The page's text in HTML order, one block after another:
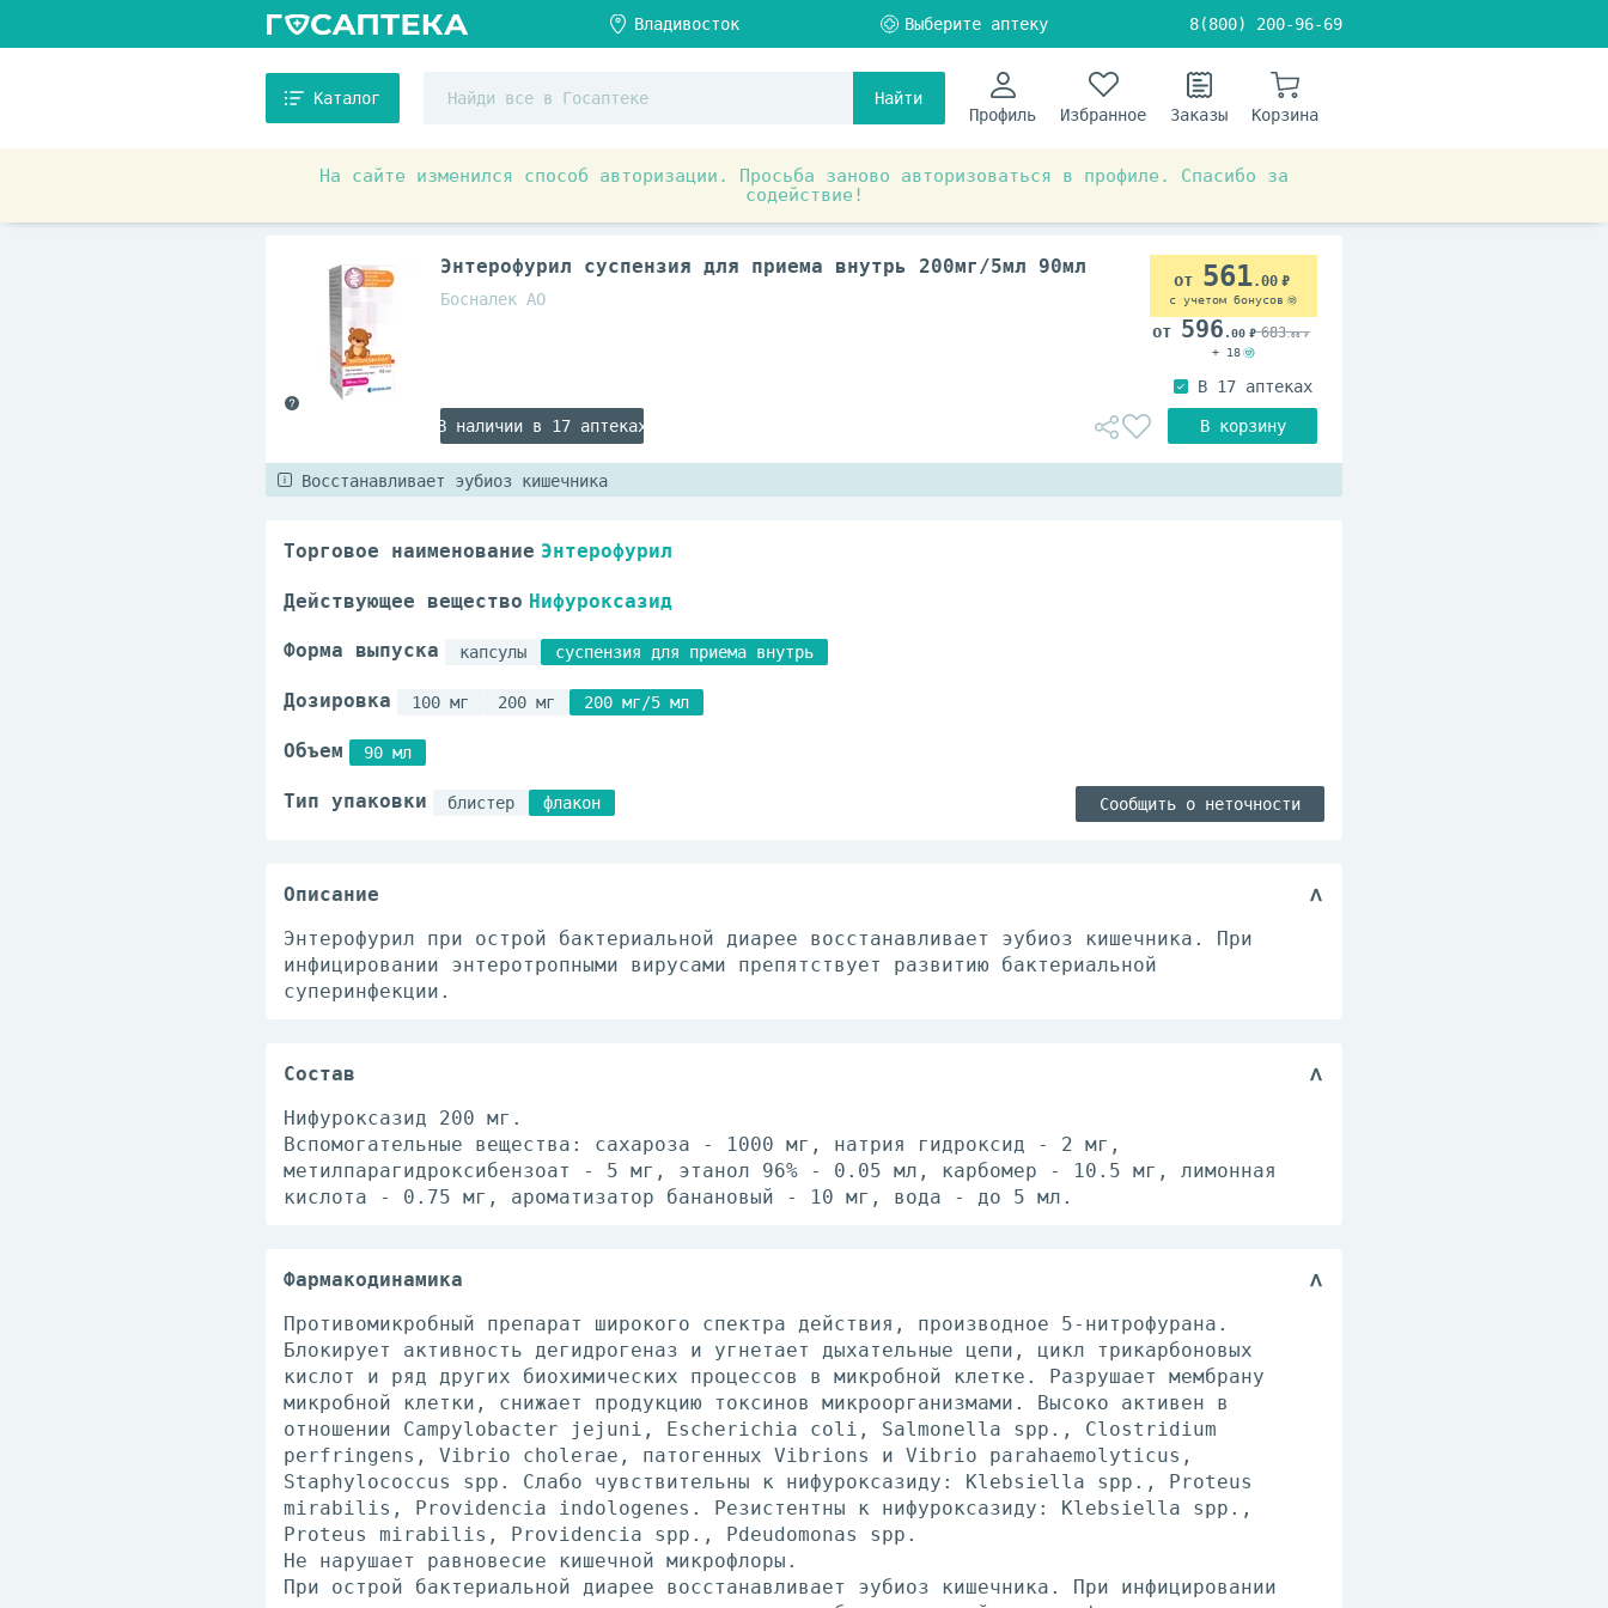
8(800) 200-96-69
Каталог
Найти
Профиль
Избранное Заказы Корзина
На сайте изменился способ авторизации. Просьба заново авторизоваться в профиле. Спасибо за
содействие!
Препараты при заболеваниях органов и систем
Энтерофурил суспензия для приема внутрь 200мг/5мл 90мл
Босналек АО
В наличии в 17 аптеках
561.00
с учетом бонусов
596 .00 683.00
+ 18
Восстанавливает эубиоз кишечника
Торговое наименование Энтерофурил
Действующее вещество Нифуроксазид
Форма выпуска капсулы суспензия для приема внутрь
Дозировка 100 мг 200 мг 200 мг/5 мл
Объем 90 мл
Тип упаковки блистер флакон Сообщить о неточности
Описание
Энтерофурил при острой бактериальной диарее восстанавливает эубиоз кишечника. При
инфицировании энтеротропными вирусами препятствует развитию бактериальной
суперинфекции.
Состав
Нифуроксазид 200 мг.
Вспомогательные вещества: сахароза - 1000 мг, натрия гидроксид - 2 мг,
метилпарагидроксибензоат - 5 мг, этанол 96% - 0.05 мл, карбомер - 10.5 мг, лимонная
кислота - 0.75 мг, ароматизатор банановый - 10 мг, вода - до 5 мл.
Фармакодинамика
Противомикробный препарат широкого спектра действия, производное 5-нитрофурана.
Блокирует активность дегидрогеназ и угнетает дыхательные цепи, цикл трикарбоновых
кислот и ряд других биохимических процессов в микробной клетке. Разрушает мембрану
микробной клетки, снижает продукцию токсинов микроорганизмами. Высоко активен в
отношении Campylobacter jejuni, Escherichia coli, Salmonella spp., Clostridium
perfringens, Vibrio cholerae, патогенных Vibrions и Vibrio parahaemolyticus,
Staphylococcus spp. Слабо чувствительны к нифуроксазиду: Klebsiella spp., Proteus
mirabilis, Providencia indologenes. Резистентны к нифуроксазиду: Klebsiella spp.,
Proteus mirabilis, Providencia spp., Pdeudomonas spp.
Не нарушает равновесие кишечной микрофлоры.
При острой бактериальной диарее восстанавливает эубиоз кишечника. При инфицировании